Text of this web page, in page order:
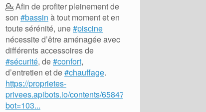
💁 Afin de profiter pleinement de
son#bassin à tout moment et en
toute sérénité, une#piscine
nécessite d’être aménagée avec
différents accessoires de
#sécurité, de#confort,
d’entretien et de#chauffage.
https://proprietes-
privees.apibots.io/contents/65847?
bot=103...